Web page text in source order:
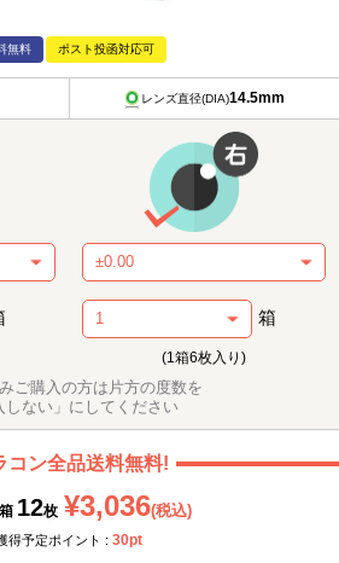
無料 ポスト投函対応可
レンズ直径(DIA)14.5mm
箱
(1箱6枚入り)
ご購入の方は片方の度数を
しない」にしてください
コン全品送料無料!
12枚 ¥3,036(税込)
得予定ポイント : 30pt